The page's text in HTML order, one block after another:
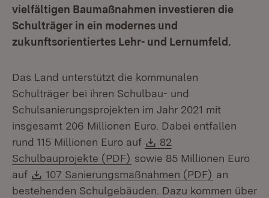
vielfältigen Baumaßnahmen investieren die
Schulträger in ein modernes und
zukunftsorientiertes Lehr- und Lernumfeld.
Das Land unterstützt die kommunalen
Schulträger bei ihren Schulbau- und
Schulsanierungsprojekten im Jahr 2021 mit
insgesamt 206 Millionen Euro. Dabei entfallen
rund 115 Millionen Euro auf
Download:
82
Schulbauprojekte (PDF) (Öffnet in neuem Fenster)
sowie 85 Millionen Euro
auf
Download:
107 Sanierungsmaßnahmen (PDF) (Öffnet in
an
bestehenden Schulgebäuden. Dazu kommen über